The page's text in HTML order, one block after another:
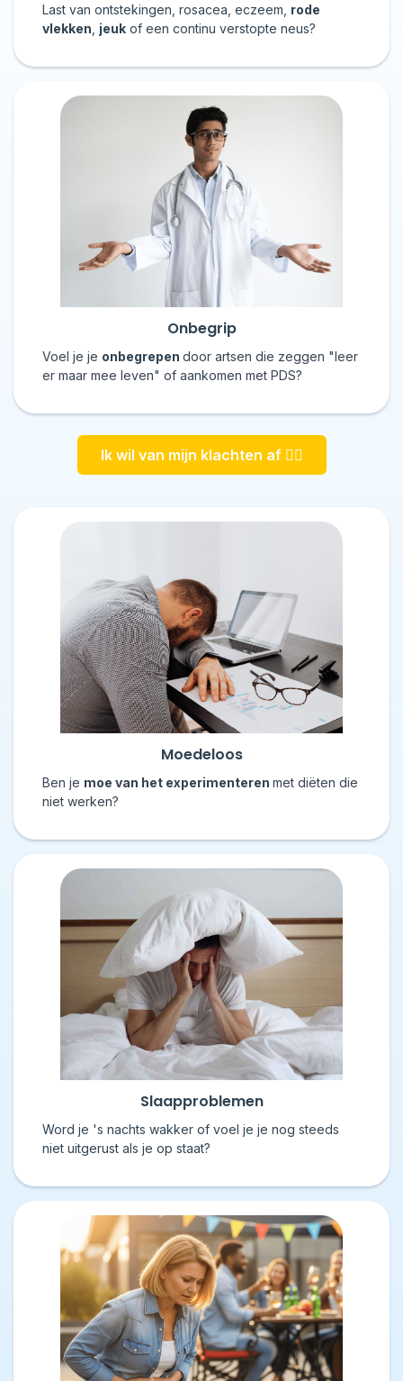
Last van ontstekingen, rosacea, eczeem, rode
vlekken jeuk of een continu verstopte neus?
Onbegrip
Voel je je onbegrepen door artsen die zeggen "leer
er maar mee leven" of aankomen met PDS?
Ik wil van mijn klachten af 👇🏼
Moedeloos
Ben je moe van het experimenteren met diëten die
niet werken?
Slaapproblemen
Word je 's nachts wakker of voel je je nog steeds
niet uitgerust als je op staat?